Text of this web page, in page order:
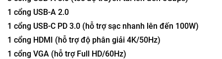
1 cổng USB-A 2.0
1 cổng USB-C PD 3.0 (hỗ trợ sạc nhanh lên đến 100W)
1 cổng HDMI (hỗ trợ độ phân giải 4K/50Hz)
1 cổng VGA (hỗ trợ Full HD/60Hz)